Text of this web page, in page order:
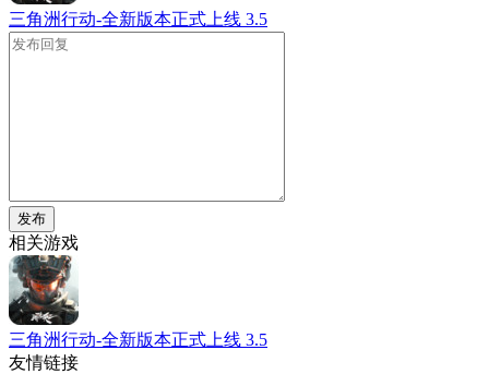
三角洲行动-全新版本正式上线 3.5
发布
相关游戏
三角洲行动-全新版本正式上线 3.5
友情链接